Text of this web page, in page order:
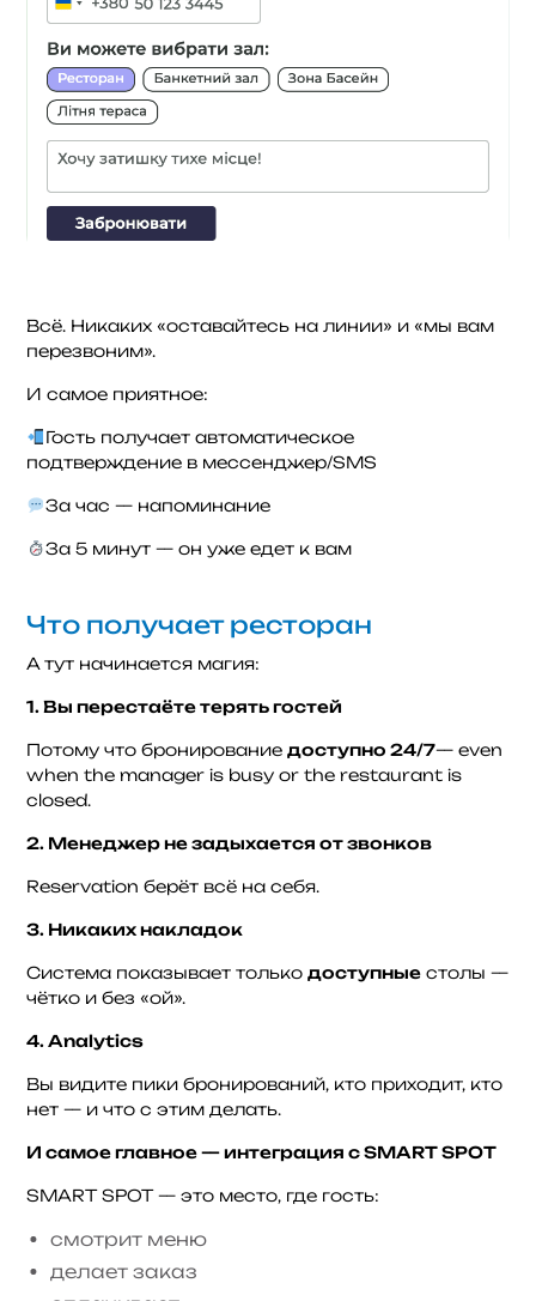
Всё. Никаких «оставайтесь на линии» и «мы вам
перезвоним».
И самое приятное:
Гость получает автоматическое
подтверждение в мессенджер/SMS
За час — напоминание
За 5 минут — он уже едет к вам
Что получает ресторан
А тут начинается магия:
1. Вы перестаёте терять гостей
Потому что бронированиедоступно 24/7— even
when the manager is busy or the restaurant is
closed.
2. Менеджер не задыхается от звонков
Reservation берёт всё на себя.
3. Никаких накладок
Система показывает толькодоступные столы —
чётко и без «ой».
4. Analytics
Вы видите пики бронирований, кто приходит, кто
нет — и что с этим делать.
И самое главное — интеграция с SMART SPOT
SMART SPOT — это место, где гость:
смотрит меню
делает заказ